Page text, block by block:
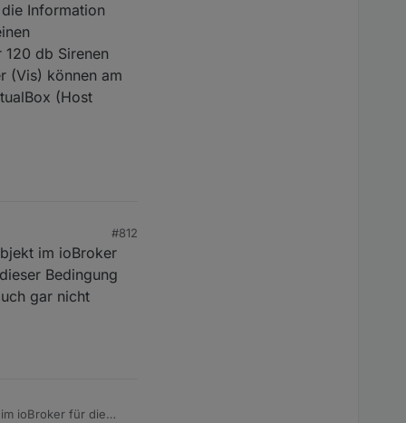
Information
db Sirenen
(Vis) können am
(Host
#812
im ioBroker
Bedingung
gar nicht
ioBroker für die